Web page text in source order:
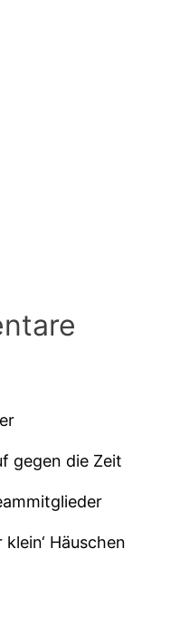
gegen die Zeit
klein‘ Häuschen